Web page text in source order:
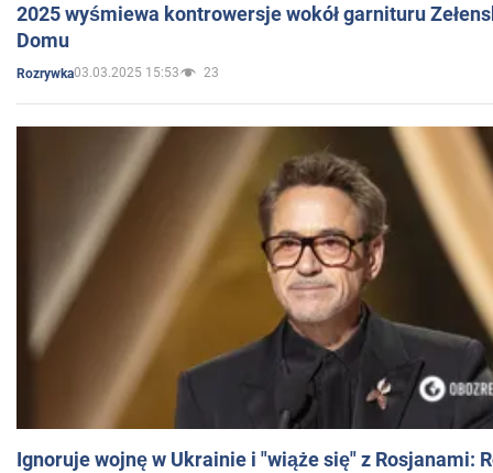
2025 wyśmiewa kontrowersje wokół garnituru
Domu
Rozrywka03.03.2025 15:53 23
Ignoruje wojnę w Ukrainie i "wiąże się" z Rosjanami: